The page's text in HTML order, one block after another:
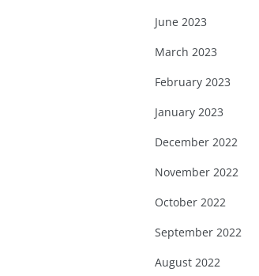
June 2023
March 2023
February 2023
January 2023
December 2022
November 2022
October 2022
September 2022
August 2022